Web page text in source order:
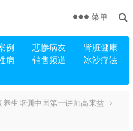
例 悲惨病友
肾脏健康
病 销售频道
冰沙疗法
菜单
生培训中国第一讲师高来益